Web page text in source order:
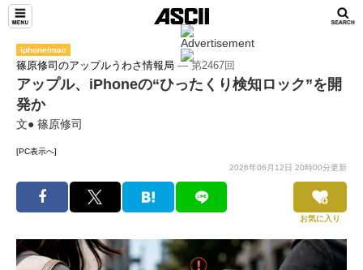
iphone/mac
篠原修司のアップルうわさ情報局 ― 第2467回
アップル、iPhoneの“ひったくり検知ロック”を開
発か
文● 篠原修司
[PC表示へ]
2026年06月12日 20時00分更新
お気に入り